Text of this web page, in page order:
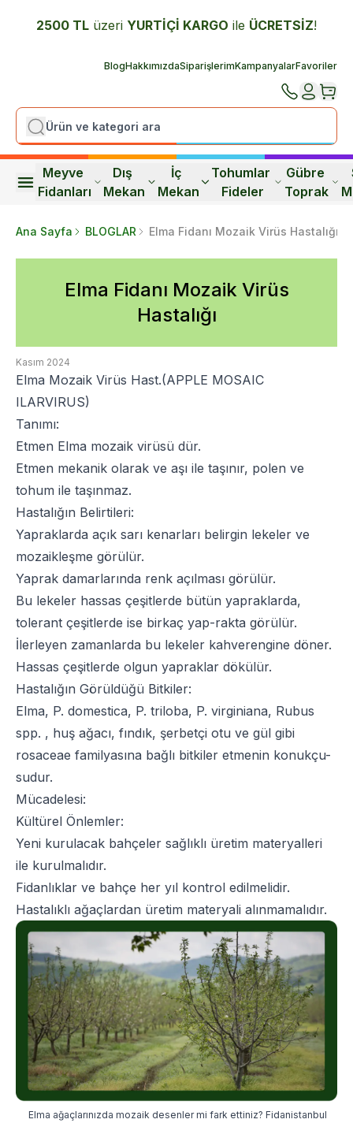
2500 TL üzeri YURTİÇİ KARGO ile ÜCRETSİZ!
BlogHakkımızdaSiparişlerimKampanyalarFavoriler
Meyve
Fidanları
Dış
Mekan
İç
Mekan
Tohumlar
Fideler
Gübre
Toprak
Ana Sayfa BLOGLAR Elma Fidanı Mozaik Virüs Hastalığı
Elma Fidanı Mozaik Virüs
Hastalığı
Kasım 2024
Elma Mozaik Virüs Hast.(APPLE MOSAIC
ILARVIRUS)
Tanımı:
Etmen Elma mozaik virüsü dür.
Etmen mekanik olarak ve aşı ile taşınır, polen ve
tohum ile taşınmaz.
Hastalığın Belirtileri:
Yapraklarda açık sarı kenarları belirgin lekeler ve
mozaikleşme görülür.
Yaprak damarlarında renk açılması görülür.
Bu lekeler hassas çeşitlerde bütün yapraklarda,
tolerant çeşitlerde ise birkaç yap-rakta görülür.
İlerleyen zamanlarda bu lekeler kahverengine döner.
Hassas çeşitlerde olgun yapraklar dökülür.
Hastalığın Görüldüğü Bitkiler:
Elma, P. domestica, P. triloba, P. virginiana, Rubus
spp. , huş ağacı, fındık, şerbetçi otu ve gül gibi
rosaceae familyasına bağlı bitkiler etmenin konukçu-
sudur.
Mücadelesi:
Kültürel Önlemler:
Yeni kurulacak bahçeler sağlıklı üretim materyalleri
ile kurulmalıdır.
Fidanlıklar ve bahçe her yıl kontrol edilmelidir.
Hastalıklı ağaçlardan üretim materyali alınmamalıdır.
Elma ağaçlarınızda mozaik desenler mi fark ettiniz? Fidanistanbul